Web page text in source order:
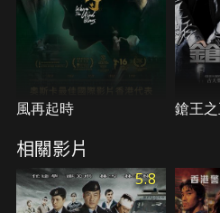
風再起時 鎗王
相關影片
5.8